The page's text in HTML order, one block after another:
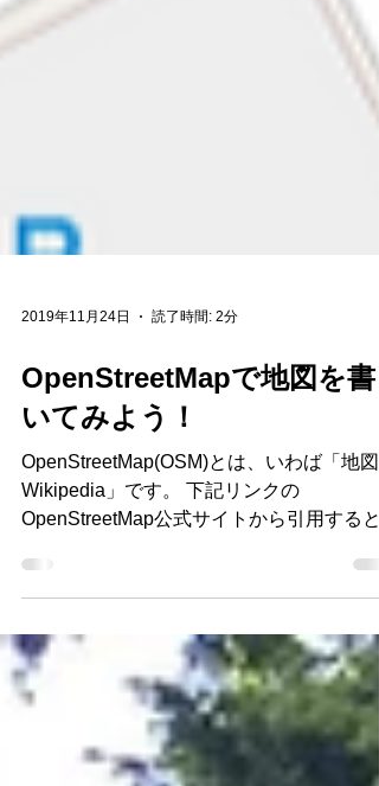
2019年11月24日 読了時間: 2分
OpenStreetMapで地図を書
いてみよう！
Wikipedia」です。 下記リンクの
OpenStreetMap公式サイトから引用すると
地理情報データを誰でも利用できるよう、
リーの地理情報データを作成する...